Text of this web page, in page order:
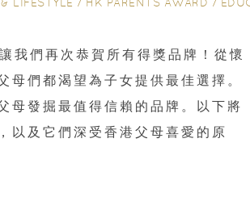
我們再次恭賀所有得獎品牌！從懷
們都渴望為子女提供最佳選擇。
發掘最值得信賴的品牌。以下將
以及它們深受香港父母喜愛的原